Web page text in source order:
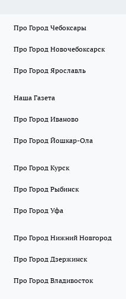
Про Город Чебоксары
Про Город Новочебоксарск
Про Город Ярославль
Наша Газета
Про Город Иваново
Про Город Йошкар-Ола
Про Город Курск
Про Город Рыбинск
Про Город Уфа
Про Город Нижний Новгород
Про Город Дзержинск
Про Город Владивосток